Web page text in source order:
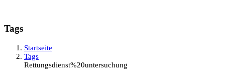
Tags
Startseite
Tags
Rettungsdienst%20untersuchung